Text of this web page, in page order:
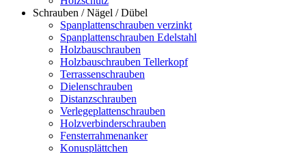
Schrauben / Nägel / Dübel
Spanplattenschrauben verzinkt
Spanplattenschrauben Edelstahl
Holzbauschrauben
Holzbauschrauben Tellerkopf
Terrassenschrauben
Dielenschrauben
Distanzschrauben
Verlegeplattenschrauben
Holzverbinderschrauben
Fensterrahmenanker
Konusplättchen